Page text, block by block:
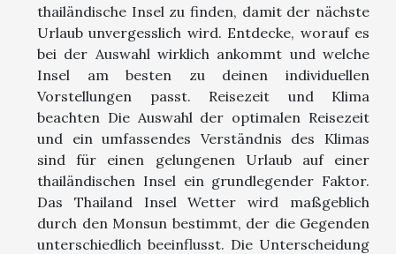
thailändische Insel zu finden, damit der nächste
Urlaub unvergesslich wird. Entdecke, worauf es
bei der Auswahl wirklich ankommt und welche
Insel am besten zu deinen individuellen
Vorstellungen passt. Reisezeit und Klima
beachten Die Auswahl der optimalen Reisezeit
und ein umfassendes Verständnis des Klimas
sind für einen gelungenen Urlaub auf einer
thailändischen Insel ein grundlegender Faktor.
Das Thailand Insel Wetter wird maßgeblich
durch den Monsun bestimmt, der die Gegenden
unterschiedlich beeinflusst. Die Unterscheidung